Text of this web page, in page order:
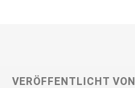
VERÖFFENTLICHT VON